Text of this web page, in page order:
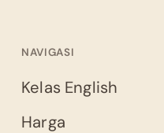
NAVIGASI
Kelas English
Harga